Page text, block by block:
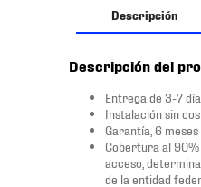
Descripción
Descripción del
Entrega de 3-7
Instalación sin
Garantía, 6
Cobertura al 90%
acceso,
de la entidad